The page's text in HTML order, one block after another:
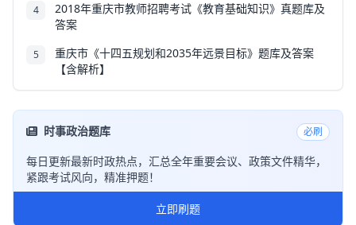
4
2018年重庆市教师招聘考试《教育基础知识》真题库及
答案
5
重庆市《十四五规划和2035年远景目标》题库及答案
【含解析】
时事政治题库 必刷
每日更新最新时政热点，汇总全年重要会议、政策文件精华，
紧跟考试风向，精准押题！
立即刷题